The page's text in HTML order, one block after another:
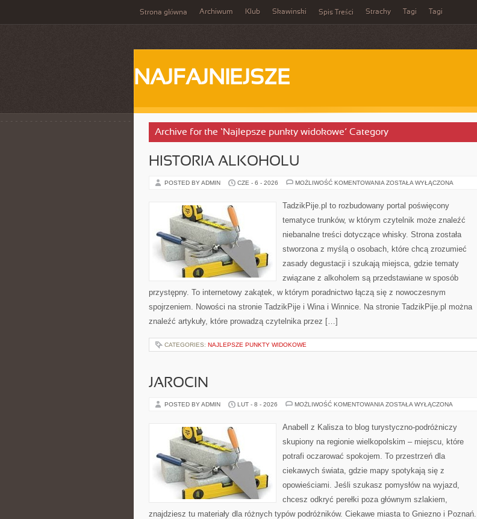
Strona główna Archiwum Klub Skawinski Spis Treści Strachy Tagi Tagi
NAJFAJNIEJSZE
Archive for the ‘Najlepsze punkty widokowe’ Category
HISTORIA ALKOHOLU
POSTED BY ADMIN CZE - 6 - 2026 MOŻLIWOŚĆ KOMENTOWANIA HISTORIA
ZOSTAŁA WYŁĄCZONA
TadzikPije.pl to rozbudowany portal poświęcony
tematyce trunków, w którym czytelnik może znaleźć
niebanalne treści dotyczące whisky. Strona została
stworzona z myślą o osobach, które chcą zrozumieć
zasady degustacji i szukają miejsca, gdzie tematy
związane z alkoholem są przedstawiane w sposób
przystępny. To internetowy zakątek, w którym poradnictwo łączą się z nowoczesnym
spojrzeniem. Nowości na stronie TadzikPije i Wina i Winnice. Na stronie TadzikPije.pl można
znaleźć artykuły, które prowadzą czytelnika przez […]
CATEGORIES: NAJLEPSZE PUNKTY WIDOKOWE
JAROCIN
POSTED BY ADMIN LUT - 8 - 2026 MOŻLIWOŚĆ KOMENTOWANIA JAROCIN
ZOSTAŁA WYŁĄCZONA
Anabell z Kalisza to blog turystyczno-podróżniczy
skupiony na regionie wielkopolskim – miejscu, które
potrafi oczarować spokojem. To przestrzeń dla
ciekawych świata, gdzie mapy spotykają się z
opowieściami. Jeśli szukasz pomysłów na wyjazd,
chcesz odkryć perełki poza głównym szlakiem,
znajdziesz tu materiały dla różnych typów podróżników. Ciekawe miasta to Gniezno i Poznań.